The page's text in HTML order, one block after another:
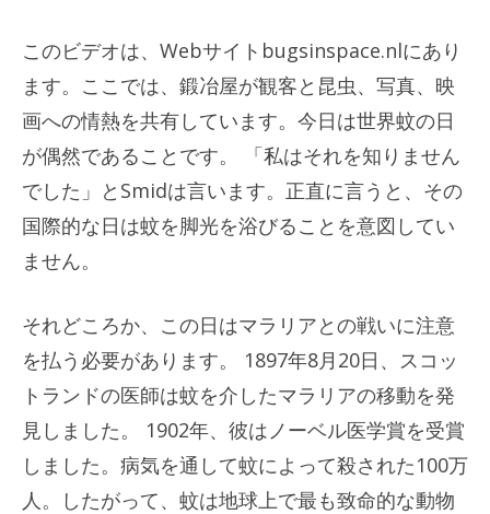
このビデオは、Webサイトbugsinspace.nlにあり
ます。ここでは、鍛冶屋が観客と昆虫、写真、映
画への情熱を共有しています。今日は世界蚊の日
が偶然であることです。 「私はそれを知りません
でした」とSmidは言います。正直に言うと、その
国際的な日は蚊を脚光を浴びることを意図してい
ません。
それどころか、この日はマラリアとの戦いに注意
を払う必要があります。 1897年8月20日、スコッ
トランドの医師は蚊を介したマラリアの移動を発
見しました。 1902年、彼はノーベル医学賞を受賞
しました。病気を通して蚊によって殺された100万
人。したがって、蚊は地球上で最も致命的な動物